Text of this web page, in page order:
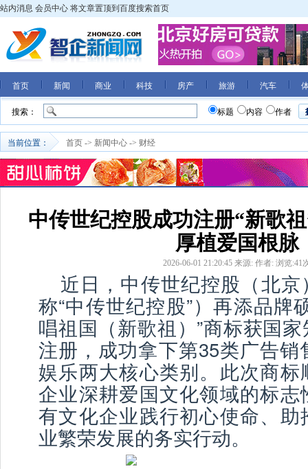
站内消息 会员中心 将文章置顶到百度搜索首页
首页 新闻 商业 科技 房产 旅游 汽车
搜索： 标题 内容 作者
当前位置： 首页 -> 新闻中心 -> 财经
中传世纪控股成功注册“新歌
厚植爱国根脉
2026-06-01 21:20:45 来源: 作者: 浏览:41
近日，中传世纪控股（北
称“中传世纪控股”）再添品牌
唱祖国（新歌祖）”商标获国
注册，成功拿下第35类广告销
娱乐两大核心类别。此次商
企业深耕爱国文化领域的标
有文化企业践行初心使命、
业繁荣发展的务实行动。